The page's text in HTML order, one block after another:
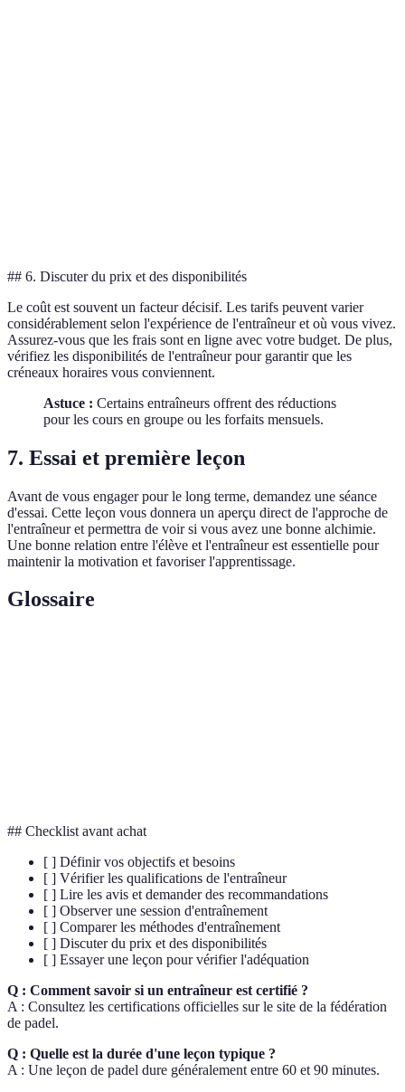
## 6. Discuter du prix et des disponibilités
Le coût est souvent un facteur décisif. Les tarifs peuvent varier
considérablement selon l'expérience de l'entraîneur et où vous vivez.
Assurez-vous que les frais sont en ligne avec votre budget. De plus,
vérifiez les disponibilités de l'entraîneur pour garantir que les
créneaux horaires vous conviennent.
Astuce : Certains entraîneurs offrent des réductions
pour les cours en groupe ou les forfaits mensuels.
7. Essai et première leçon
Avant de vous engager pour le long terme, demandez une séance
d'essai. Cette leçon vous donnera un aperçu direct de l'approche de
l'entraîneur et permettra de voir si vous avez une bonne alchimie.
Une bonne relation entre l'élève et l'entraîneur est essentielle pour
maintenir la motivation et favoriser l'apprentissage.
Glossaire
## Checklist avant achat
[ ] Définir vos objectifs et besoins
[ ] Vérifier les qualifications de l'entraîneur
[ ] Lire les avis et demander des recommandations
[ ] Observer une session d'entraînement
[ ] Comparer les méthodes d'entraînement
[ ] Discuter du prix et des disponibilités
[ ] Essayer une leçon pour vérifier l'adéquation
Q : Comment savoir si un entraîneur est certifié ?
A : Consultez les certifications officielles sur le site de la fédération
de padel.
Q : Quelle est la durée d'une leçon typique ?
A : Une leçon de padel dure généralement entre 60 et 90 minutes.